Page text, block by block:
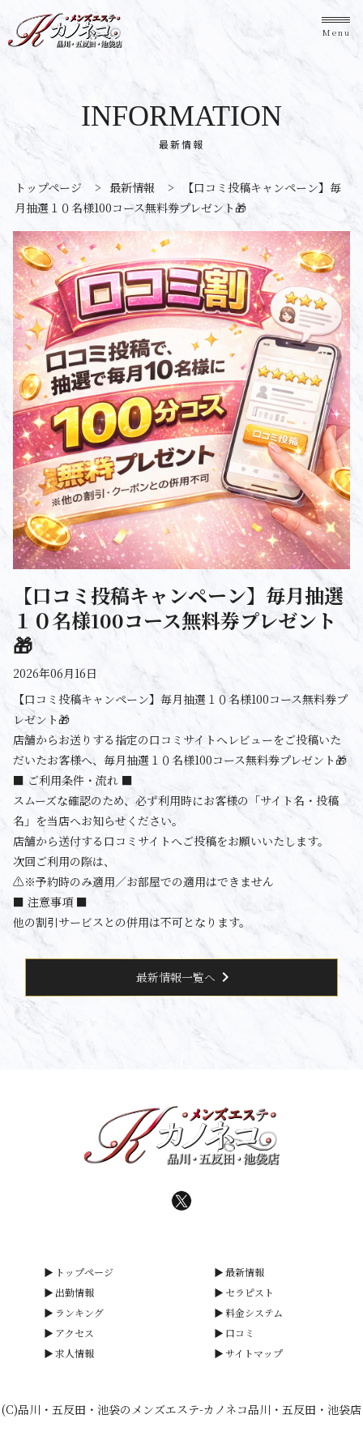
Menu
最新情報
INFORMATION
トップページ > 最新情報 >
【口コミ投稿キャンペーン】毎
月抽選１０名様100コース無料券プレゼント🎁
【口コミ投稿キャンペーン】毎月抽選
１０名様100コース無料券プレゼント
🎁
2026年06月16日
【口コミ投稿キャンペーン】毎月抽選１０名様100コース無料券プ
レゼント🎁
店舗からお送りする指定の口コミサイトへレビューをご投稿いた
だいたお客様へ、毎月抽選１０名様100コース無料券プレゼント🎁
■ ご利用条件・流れ ■
スムーズな確認のため、必ず利用時にお客様の「サイト名・投稿
名」を当店へお知らせください。
店舗から送付する口コミサイトへご投稿をお願いいたします。
次回ご利用の際は、
⚠️※予約時のみ適用／お部屋での適用はできません
■ 注意事項 ■
他の割引サービスとの併用は不可となります。
最新情報一覧へ chevron_right
トップページ
最新情報
出勤情報
セラピスト
ランキング
料金システム
アクセス
口コミ
求人情報
サイトマップ
(C)品川・五反田・池袋のメンズエステ-カノネコ品川・五反田・池袋店